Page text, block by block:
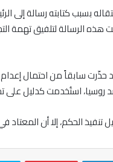
بسبب كتابته رسالة إلى
الرسالة لتلفيق تهمة
سابقاً من احتمال
استُخدمت كدليل على
الحكم، إلا أن